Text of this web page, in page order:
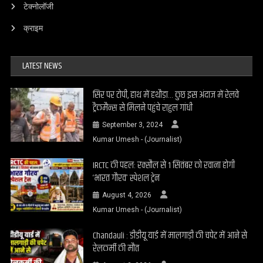
टेक्नोलॉजी
क्राइम
LATEST NEWS
सिर पर टोपी, हाथ में हथौड़ा… कुछ इस अंदाज में रेलवे
ट्रैकमैन्स से मिलने पहुंचे राहुल गांधी
September 3, 2024
Kumar Umesh - (Journalist)
IRCTC की पहल: रक्सौल से 1 सितंबर को रवाना होगी
‘भारत गौरव’ स्पेशल ट्रेन
August 4, 2026
Kumar Umesh - (Journalist)
Chandauli : डीडीयू यार्ड में मालगाड़ी की चपेट में आने से
रेलकर्मी की मौत